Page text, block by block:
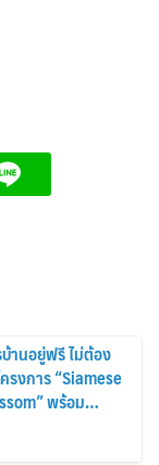
บ้านอยู่ฟรี ไม่ต้อง
รงการ “Siamese
พร้อม
31 สิงหาคม